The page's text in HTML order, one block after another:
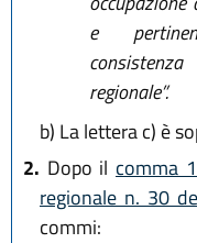
e
regionale”.
b) La lettera c) è
2. Dopo il comma
regionale n. 30
commi: